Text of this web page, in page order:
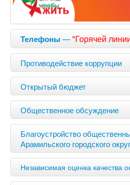
Телефоны —"Горячей
Противодействие коррупции
Открытый бюджет
Общественное обсуждение
Благоустройство
Арамильского городского
Независимая оценка качества